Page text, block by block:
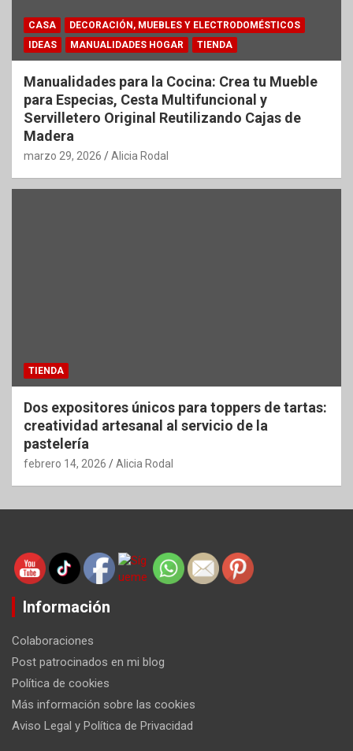
CASA
DECORACIÓN, MUEBLES Y ELECTRODOMÉSTICOS
IDEAS
MANUALIDADES HOGAR TIENDA
Manualidades para la Cocina: Crea tu Mueble
para Especias, Cesta Multifuncional y
Servilletero Original Reutilizando Cajas de
Madera
marzo 29, 2026 Alicia Rodal
TIENDA
Dos expositores únicos para toppers de tartas:
creatividad artesanal al servicio de la
pastelería
febrero 14, 2026 Alicia Rodal
Información
Colaboraciones
Post patrocinados en mi blog
Política de cookies
Más información sobre las cookies
Aviso Legal y Política de Privacidad